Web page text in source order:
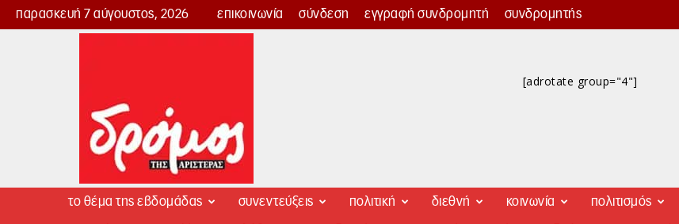
παρασκευή 7 αύγουστος, 2026 επικοινωνία σύνδεση εγγραφή συνδρομητή συνδρομητής
Δρόμος
[adrotate group="4"]
το θέμα της εβδομάδας συνεντεύξεις πολιτική διεθνή κοινωνία πολιτισμός